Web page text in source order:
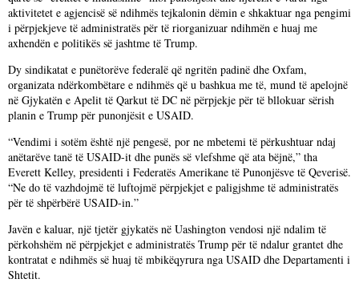
aktivitetet e agjencisë së ndihmës tejkalonin dëmin e shkaktuar nga pengimi
i përpjekjeve të administratës për të riorganizuar ndihmën e huaj me
axhendën e politikës së jashtme të Trump.
Dy sindikatat e punëtorëve federalë që ngritën padinë dhe Oxfam,
organizata ndërkombëtare e ndihmës që u bashkua me të, mund të apelojnë
në Gjykatën e Apelit të Qarkut të DC në përpjekje për të bllokuar sërish
planin e Trump për punonjësit e USAID.
“Vendimi i sotëm është një pengesë, por ne mbetemi të përkushtuar ndaj
anëtarëve tanë të USAID-it dhe punës së vlefshme që ata bëjnë,” tha
Everett Kelley, presidenti i Federatës Amerikane të Punonjësve të Qeverisë.
“Ne do të vazhdojmë të luftojmë përpjekjet e paligjshme të administratës
për të shpërbërë USAID-in.”
Javën e kaluar, një tjetër gjykatës në Uashington vendosi një ndalim të
përkohshëm në përpjekjet e administratës Trump për të ndalur grantet dhe
kontratat e ndihmës së huaj të mbikëqyrura nga USAID dhe Departamenti i
Shtetit.